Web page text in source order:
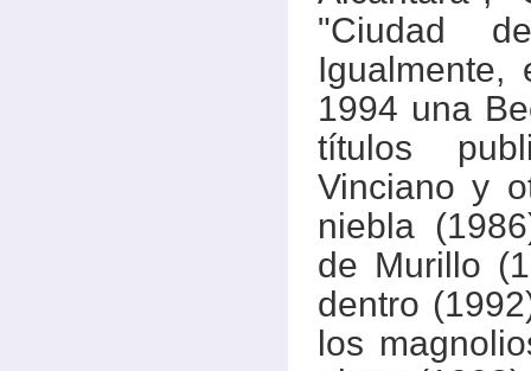
"Ciudad
1994 una
títulos
Vinciano y
niebla
de Murillo
dentro
los